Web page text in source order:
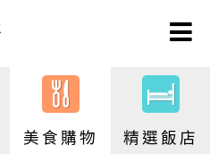
美食購物 精選飯店